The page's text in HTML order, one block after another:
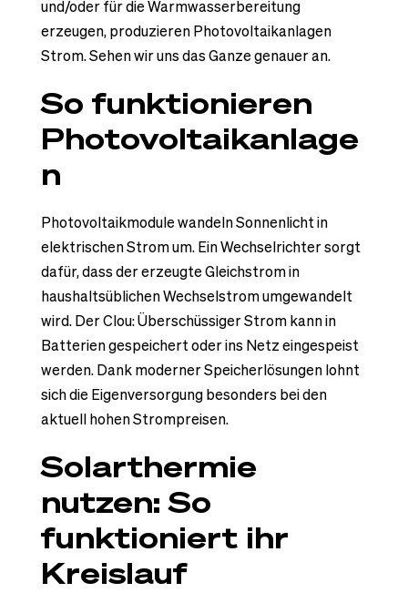
und/oder für die Warmwasserbereitung
erzeugen, produzieren Photovoltaikanlagen
Strom. Sehen wir uns das Ganze genauer an.
So funktionieren
Photovoltaikanlage
n
Photovoltaikmodule wandeln Sonnenlicht in
elektrischen Strom um. Ein Wechselrichter sorgt
dafür, dass der erzeugte Gleichstrom in
haushaltsüblichen Wechselstrom umgewandelt
wird. Der Clou: Überschüssiger Strom kann in
Batterien gespeichert oder ins Netz eingespeist
werden. Dank moderner Speicherlösungen lohnt
sich die Eigenversorgung besonders bei den
aktuell hohen Strompreisen.
Solarthermie
nutzen: So
funktioniert ihr
Kreislauf